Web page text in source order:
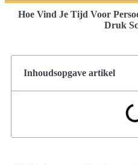
Hoe Vind Je Tijd Voor
Druk
Inhoudsopgave artikel